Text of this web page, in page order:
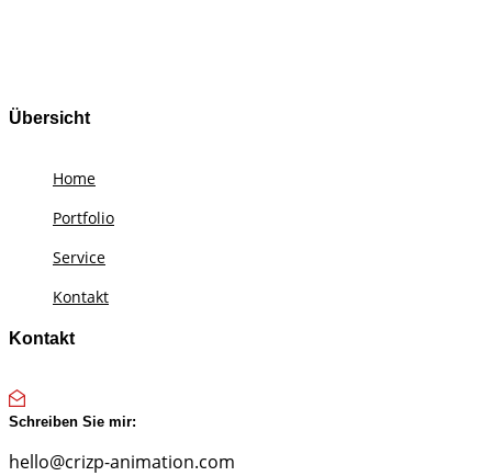
Übersicht
Home
Portfolio
Service
Kontakt
Kontakt
Schreiben Sie mir:
hello@crizp-animation.com